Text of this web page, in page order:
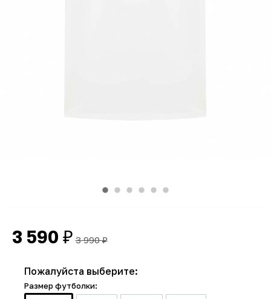
3 590 ₽ 3 990₽
Пожалуйста выберите:
Размер футболки: